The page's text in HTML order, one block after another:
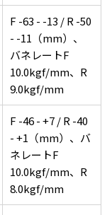
F -63 - -13 / R -50
- -11（mm）、
バネレートF
10.0kgf/mm、R
9.0kgf/mm
F -46 - +7 / R -40
- +1（mm）、バ
ネレートF
10.0kgf/mm、R
8.0kgf/mm